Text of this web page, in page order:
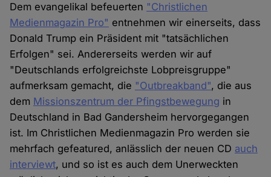
Dem evangelikal befeuerten "Christlichen
Medienmagazin Pro" entnehmen wir einerseits, dass
Donald Trump ein Präsident mit "tatsächlichen
Erfolgen" sei. Andererseits werden wir auf
"Deutschlands erfolgreichste Lobpreisgruppe"
aufmerksam gemacht, die "Outbreakband", die aus
dem Missionszentrum der Pfingstbewegung in
Deutschland in Bad Gandersheim hervorgegangen
ist. Im Christlichen Medienmagazin Pro werden sie
mehrfach gefeatured, anlässlich der neuen CD auch
interviewt, und so ist es auch dem Unerweckten